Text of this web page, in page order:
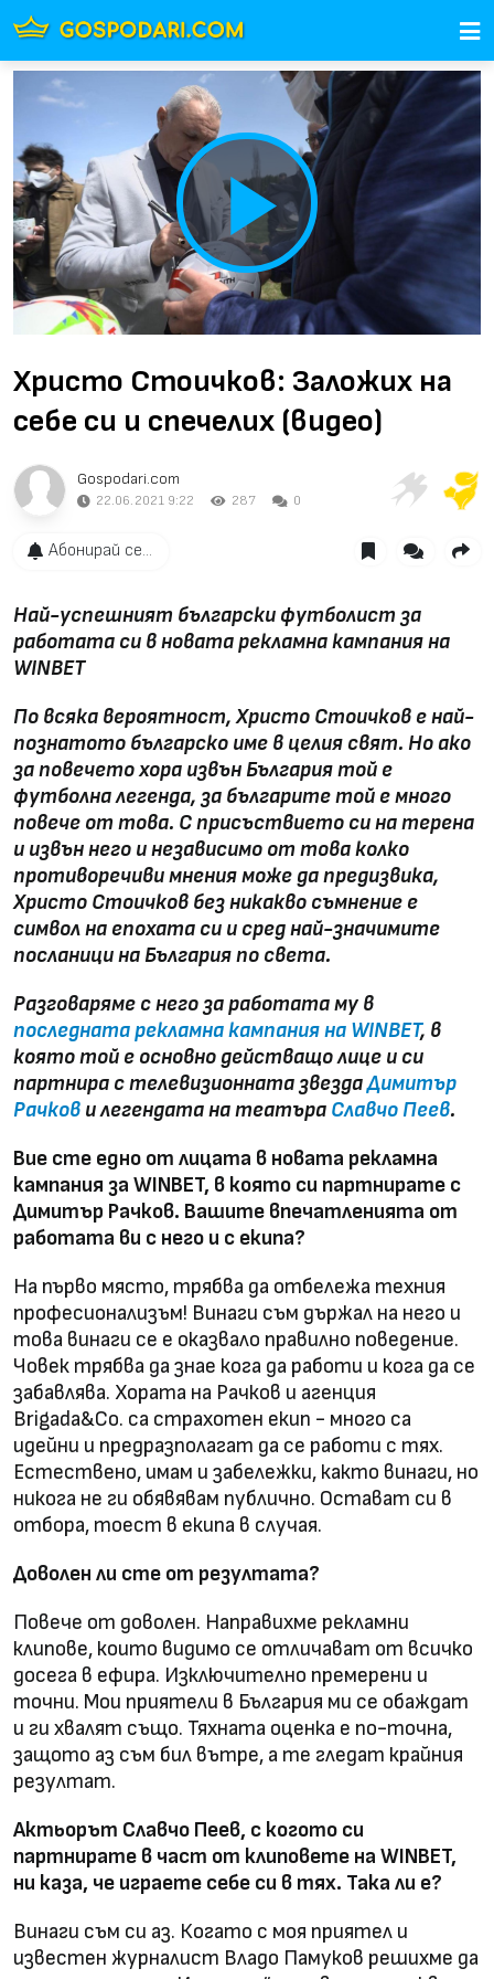
Play
Video
Христо Стоичков: Заложих на
себе си и спечелих (видео)
Gospodari.com
22.06.2021 9:22 287 0
Абонирай се...
Най-успешният български футболист за
работата си в новата рекламна кампания на
WINBET
По всяка вероятност, Христо Стоичков е най-
познатото българско име в целия свят. Но ако
за повечето хора извън България той е
футболна легенда, за българите той е много
повече от това. С присъствието си на терена
и извън него и независимо от това колко
противоречиви мнения може да предизвика,
Христо Стоичков без никакво съмнение е
символ на епохата си и сред най-значимите
посланици на България по света.
Разговаряме с него за работата му в
последната рекламна кампания на WINBET, в
която той е основно действащо лице и си
партнира с телевизионната звездаДимитър
Рачков и легендата на театъра Славчо Пеев.
Вие сте едно от лицата в новата рекламна
кампания за WINBET, в която си партнирате с
Димитър Рачков. Вашите впечатленията от
работата ви с него и с екипа?
На първо място, трябва да отбележа техния
професионализъм! Винаги съм държал на него и
това винаги се е оказвало правилно поведение.
Човек трябва да знае кога да работи и кога да се
забавлява. Хората на Рачков и агенция
Brigada&Co. са страхотен екип - много са
идейни и предразполагат да се работи с тях.
Естествено, имам и забележки, както винаги, но
никога не ги обявявам публично. Остават си в
отбора, тоест в екипа в случая.
Доволен ли сте от резултата?
Повече от доволен. Направихме рекламни
клипове, които видимо се отличават от всичко
досега в ефира. Изключително премерени и
точни. Мои приятели в България ми се обаждат
и ги хвалят също. Тяхната оценка е по-точна,
защото аз съм бил вътре, а те гледат крайния
резултат.
Актьорът Славчо Пеев, с когото си
партнирате в част от клиповете на WINBET,
ни каза, че играете себе си в тях. Така ли е?
Винаги съм си аз. Когато с моя приятел и
известен журналист Владо Памуков решихме да